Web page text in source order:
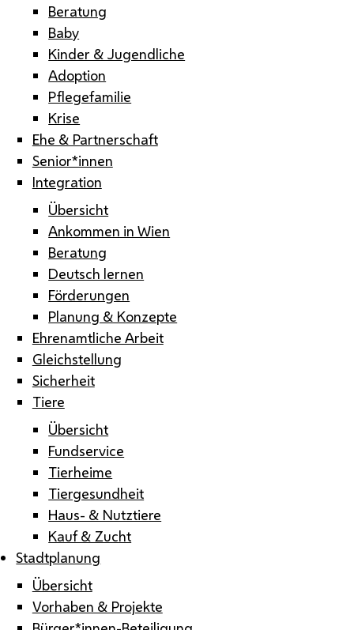
Beratung
Baby
Kinder & Jugendliche
Adoption
Pflegefamilie
Krise
Ehe & Partnerschaft
Senior*innen
Integration
Übersicht
Ankommen in Wien
Beratung
Deutsch lernen
Förderungen
Planung & Konzepte
Ehrenamtliche Arbeit
Gleichstellung
Sicherheit
Tiere
Übersicht
Fundservice
Tierheime
Tiergesundheit
Haus- & Nutztiere
Kauf & Zucht
Stadtplanung
Übersicht
Vorhaben & Projekte